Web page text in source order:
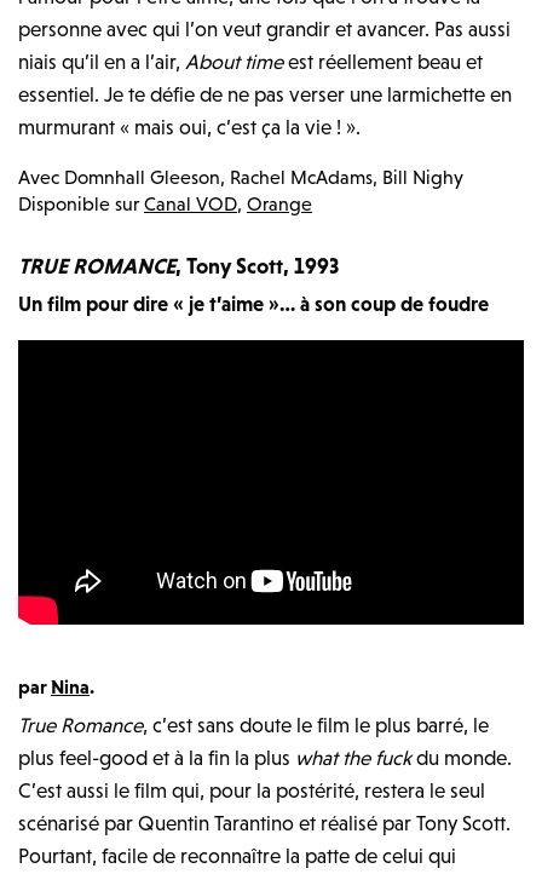
personne avec qui l’on veut grandir et avancer. Pas aussi
niais qu’il en a l’air, About timeest réellement beau et
essentiel. Je te défie de ne pas verser une larmichette en
murmurant « mais oui, c’est ça la vie ! ».
Avec Domnhall Gleeson, Rachel McAdams, Bill Nighy
Disponible sur Canal VOD Orange
TRUE ROMANCE, Tony Scott, 1993
Un film pour dire « je t’aime »… à son coup de foudre
parNina.
True Romance, c’est sans doute le film le plus barré, le
plus feel-good et à la fin la plus what the fuckdu monde.
C’est aussi le film qui, pour la postérité, restera le seul
scénarisé par Quentin Tarantino et réalisé par Tony Scott.
Pourtant, facile de reconnaître la patte de celui qui